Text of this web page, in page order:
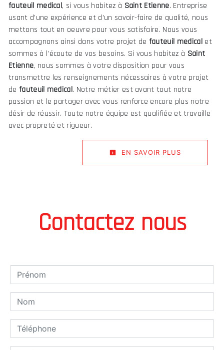
fauteuil medical, si vous habitez à Saint Etienne. Entreprise
usant d’une expérience et d’un savoir-faire de qualité, nous
mettons tout en oeuvre pour vous satisfaire. Nous vous
accompagnons ainsi dans votre projet de fauteuil medicalet
sommes à l’écoute de vos besoins. Si vous habitez à Saint
Etienne, nous sommes à votre disposition pour vous
transmettre les renseignements nécessaires à votre projet
de fauteuil medical. Notre métier est avant tout notre
passion et le partager avec vous renforce encore plus notre
désir de réussir. Toute notre équipe est qualifiée et travaille
avec propreté et rigueur.
EN SAVOIR PLUS
Contactez nous